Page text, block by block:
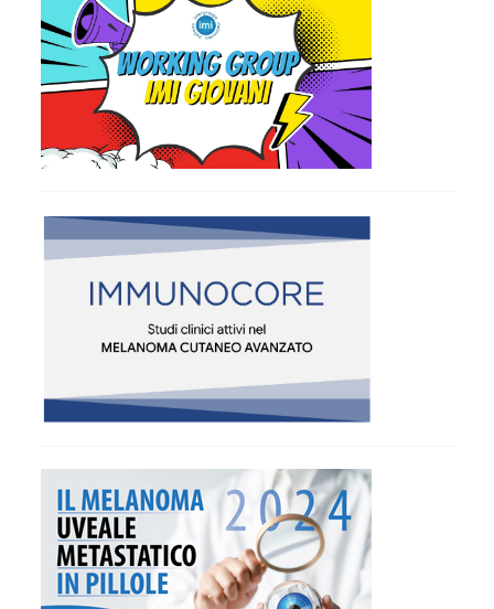
Commercialista, ecc.).
00947482